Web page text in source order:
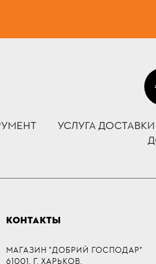
УСЛУГА
КОНТАКТЫ
МАГАЗИН "ДОБРИЙ ГОСПОДАР"
61001, Г. ХАРЬКОВ,